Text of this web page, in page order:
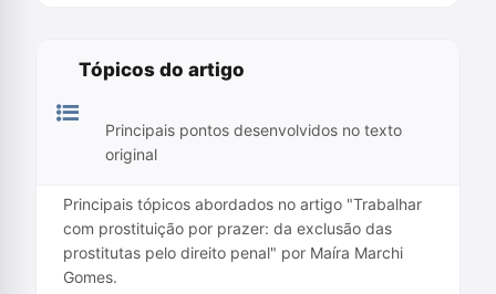
Tópicos do artigo
Principais pontos desenvolvidos no texto
original
Principais tópicos abordados no artigo "Trabalhar
com prostituição por prazer: da exclusão das
prostitutas pelo direito penal" por Maíra Marchi
Gomes.